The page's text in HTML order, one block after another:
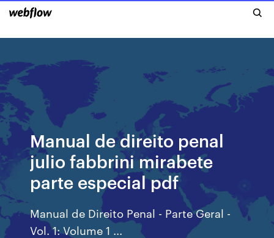
Manual de direito penal
julio fabbrini mirabete
parte especial pdf
Manual de Direito Penal - Parte Geral -
Vol. 1: Volume 1 ...